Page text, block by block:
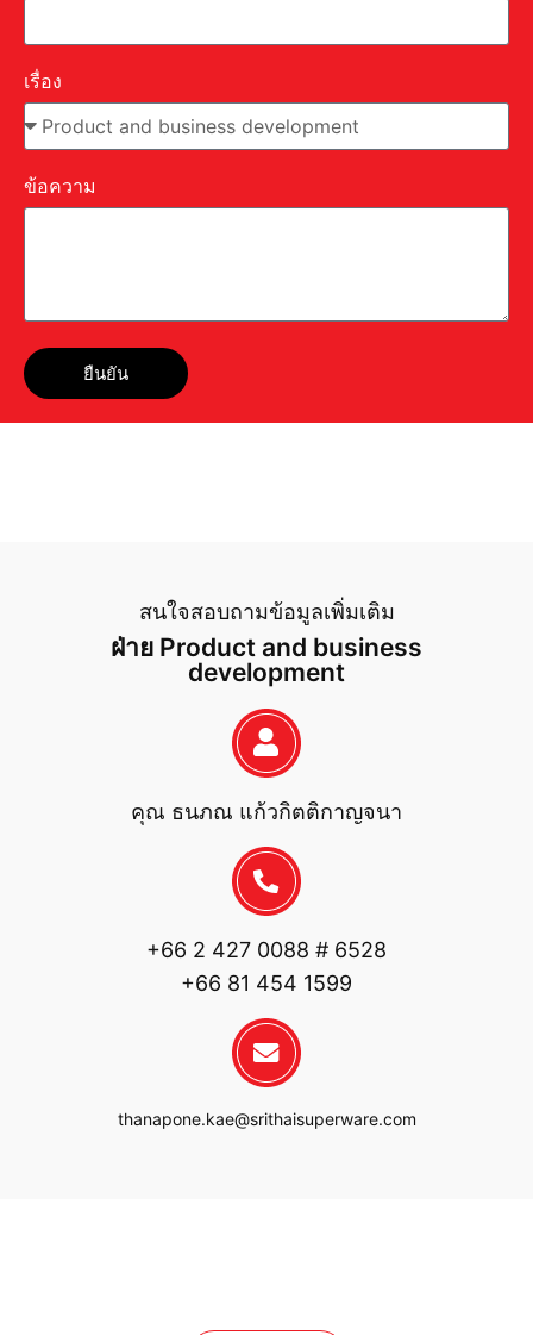
เรื่อง
ข้อความ
ยืนยัน
สนใจสอบถามข้อมูลเพิ่มเติม
ฝ่าย Product and business
development
คุณ ธนภณ แก้วกิตติกาญจนา
+66 2 427 0088 # 6528
+66 81 454 1599
thanapone.kae@srithaisuperware.com